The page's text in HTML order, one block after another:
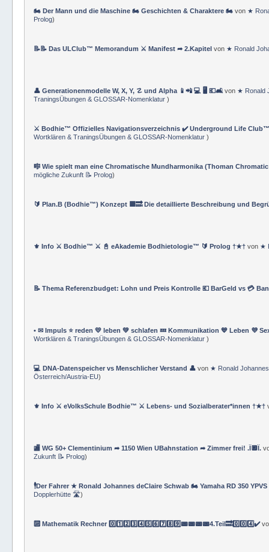
🏍 Der Mann und die Maschine 🏍 Geschichten & Charaktere 🏍 von ★
Prolog)
📝📝 Das ULClub™ Memorandum ⚔ Manifest ➦ 2.Kapitelvon ★ Ronald
👤 Generationenmodelle W, X, Y, ☡ und Alpha 📱📲 💻 🖥️ 💶🛋️ von ★ Ronald
TraningsÜbungen & GLOSSAR-Nomenklatur)
⚔️ Bodhie™ Offizielles Navigationsverzeichnis ✔️ Underground Life Club™
Wortklären & TraningsÜbungen & GLOSSAR-Nomenklatur)
🎼 Wie spielt man eine Chromatische Mundharmonika (Thoman
mögliche Zukunft 📝 Prolog)
🔰 Plan.B (Bodhie™) Konzept 🟪🔜 Die detaillierte Beschreibung und
⚜ Info ⚔ Bodhie™ ⚔ 📓 eAkademie Bodhietologie™ 🔰 Prolog †★†von ★
📝 Thema Referenzbudget: Lohn und Preis Kontrolle 💶 BarGeld vs 💳
• ✉ Impuls ⭐️ reden 💛 leben 💚 schlafen 💤 Kommunikation 💙 Leben 💜
Wortklären & TraningsÜbungen & GLOSSAR-Nomenklatur)
💻 DNA-Datenspeicher vs Menschlicher Verstand 👤 von ★ Ronald
Österreich/Austria-EU)
⚜ Info ⚔ eVolksSchule Bodhie™ ⚔ Lebens- und Sozialberater*innen †★†
🏬 WG 50+ Clementinium ➦ 1150 Wien UBahnstation ➦ Zimmer frei! .Ï🔲Ï.
Zukunft 📝 Prolog)
🕴Der Fahrer ★ Ronald Johannes deClaire Schwab 🏍️ Yamaha RD 350
Dopplerhütte 🛣)
🔟 Mathematik Rechner 0️⃣1️⃣2️⃣3️⃣4️⃣5️⃣6️⃣7️⃣8️⃣9️⃣📟📟📟📟4.Teil🔜0️⃣0️⃣4️⃣✔️